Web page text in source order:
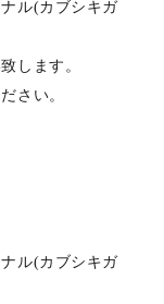
ル(カブシキガ
します。
さい。
ル(カブシキガ